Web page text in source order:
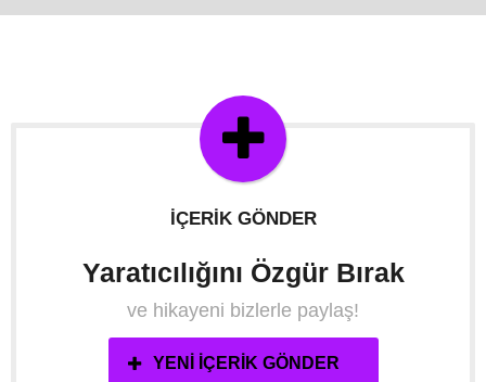
İÇERIK GÖNDER
Yaratıcılığını Özgür Bırak
ve hikayeni bizlerle paylaş!
YENI İÇERIK GÖNDER